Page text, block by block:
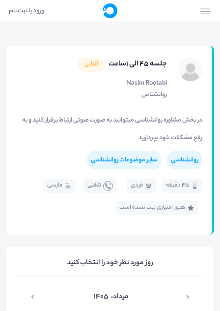
ورود یا ثبت نام
جلسه 45 الی 1ساعت آنلاین
Nasim Rootabi
روانشناس
در بخش مشاوره روانشناسی میتوانید به صورت صوتی ارتباط برقرار کنید و به
رفع مشکلات خود بپردازید
روانشناسی سایر موضوعات روانشناسی
45 دقیقه فردی تلفنی فارسی
هنوز امتیازی ثبت نشده است
روز مورد نظر خود را انتخاب کنید
مرداد، ۱۴۰۵